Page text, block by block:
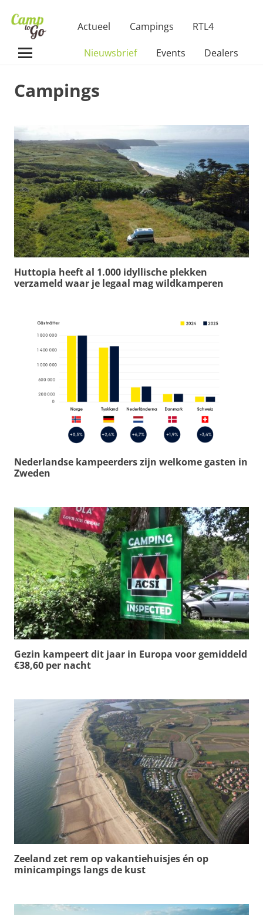
Actueel Campings RTL4
Nieuwsbrief Events Dealers
Campings
Huttopia heeft al 1.000 idyllische plekken
verzameld waar je legaal mag wildkamperen
Nederlandse kampeerders zijn welkome gasten in
Zweden
Gezin kampeert dit jaar in Europa voor gemiddeld
€38,60 per nacht
Zeeland zet rem op vakantiehuisjes én op
minicampings langs de kust